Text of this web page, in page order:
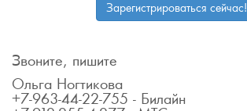
Зарегистрироваться сейчас!
Звоните, пишите
Ольга Ногтикова
+7-963-44-22-755 - Билайн